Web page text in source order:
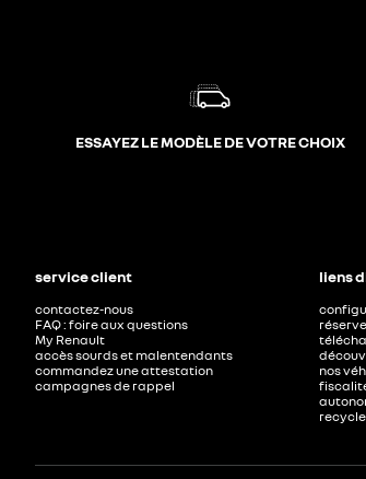
ESSAYEZ LE MODÈLE DE VOTRE CHOIX
service client
contactez-nous
FAQ : foire aux questions
My Renault
accès sourds et malentendants
commandez une attestation
campagnes de rappel
liens
nos